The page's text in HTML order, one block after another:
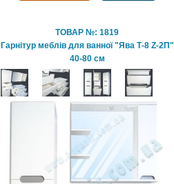
ТОВАР №: 1819
Гарнітур меблів для ванної "Ява Т-8 Z-2П"
40-80 см